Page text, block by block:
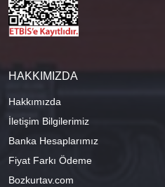
HAKKIMIZDA
Hakkımızda
İletişim Bilgilerimiz
Banka Hesaplarımız
Fiyat Farkı Ödeme
Bozkurtav.com